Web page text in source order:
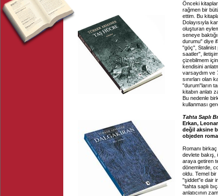
Önceki
rağmen bir
ettim. Bu
Dolayısıyla
oluşturan
seneye
durumu" diye
"göç", Stalinist
saatler",
çizebilmem
kendisini
varsaydım ve
sınırları olan
"durum"ların
kitabın anlatı
Bu nedenle
kullanması
Tahta Saplı
Erkan,
değil aksine
objeden
Romanı
devlete bakış,
araya getiren
dönemlerde,
oldu. Temel
"şiddet"e dair
"tahta saplı
anlatıcının